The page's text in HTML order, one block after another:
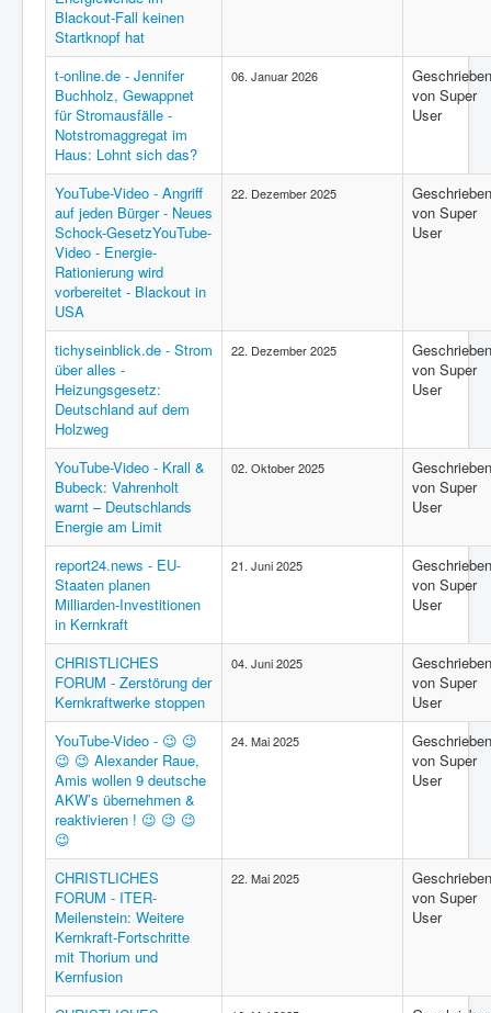
Blackout-Fall keinen
Startknopf hat
t-online.de - Jennifer
Buchholz, Gewappnet
für Stromausfälle -
Notstromaggregat im
Haus: Lohnt sich das?
06. Januar 2026
Geschrieben
von Super
User
YouTube-Video - Angriff
auf jeden Bürger - Neues
Schock-GesetzYouTube-
Video - Energie-
Rationierung wird
vorbereitet - Blackout in
USA
22. Dezember 2025
Geschrieben
von Super
User
tichyseinblick.de - Strom
über alles -
Heizungsgesetz:
Deutschland auf dem
Holzweg
22. Dezember 2025
Geschrieben
von Super
User
YouTube-Video - Krall &
Bubeck: Vahrenholt
warnt – Deutschlands
Energie am Limit
02. Oktober 2025
Geschrieben
von Super
User
report24.news - EU-
Staaten planen
Milliarden-Investitionen
in Kernkraft
21. Juni 2025
Geschrieben
von Super
User
CHRISTLICHES
FORUM - Zerstörung der
Kernkraftwerke stoppen
04. Juni 2025
Geschrieben
von Super
User
YouTube-Video - 😉 😉
😉 😉 Alexander Raue,
Amis wollen 9 deutsche
AKW’s übernehmen &
reaktivieren ! 😉 😉 😉
😉
24. Mai 2025
Geschrieben
von Super
User
CHRISTLICHES
FORUM - ITER-
Meilenstein: Weitere
Kernkraft-Fortschritte
mit Thorium und
Kernfusion
22. Mai 2025
Geschrieben
von Super
User